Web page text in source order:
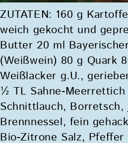
ZUTATEN: 160 g
weich gekocht und
Butter 20 ml
(Weißwein) 80 g Quark
Weißlacker g.U.,
½ TL Sahne-
Schnittlauch, Borretsch,
Brennnessel, fein
Bio-Zitrone Salz, Pfeffer